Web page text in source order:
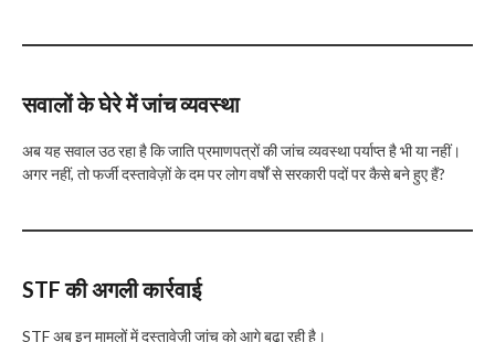
सवालों के घेरे में जांच व्यवस्था
अब यह सवाल उठ रहा है कि जाति प्रमाणपत्रों की जांच व्यवस्था पर्याप्त है भी या नहीं।
अगर नहीं, तो फर्जी दस्तावेज़ों के दम पर लोग वर्षों से सरकारी पदों पर कैसे बने हुए हैं?
STF की अगली कार्रवाई
STF अब इन मामलों में दस्तावेज़ी जांच को आगे बढ़ा रही है।